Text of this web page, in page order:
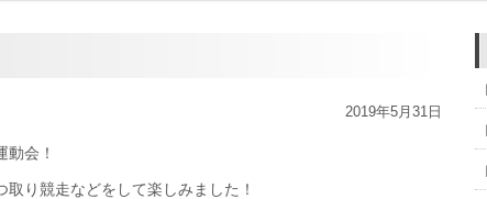
2019年5月31日
会！
り競走などをして楽しみました！